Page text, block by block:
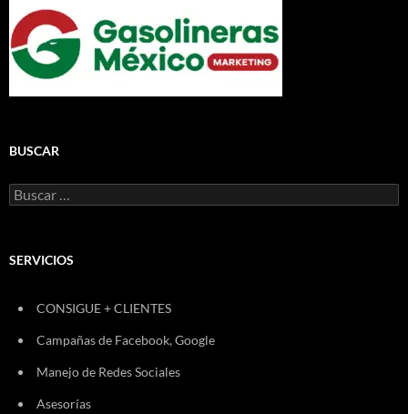
BUSCAR
Buscar:
SERVICIOS
CONSIGUE + CLIENTES
Campañas de Facebook, Google
Manejo de Redes Sociales
Asesorías